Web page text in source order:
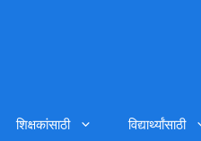
शिक्षकांसाठी विद्यार्थ्यांसाठी